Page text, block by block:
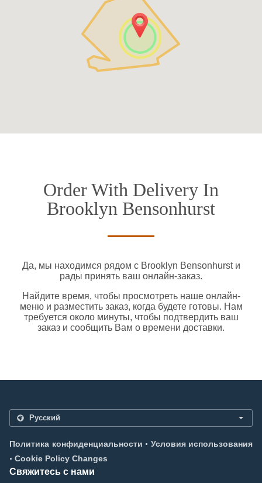
Order With Delivery In
Brooklyn Bensonhurst
Да, мы находимся рядом с Brooklyn Bensonhurst и
рады принять ваш онлайн-заказ.
Найдите время, чтобы просмотреть наше онлайн-
меню и разместить заказ, когда будете готовы. Нам
требуется около минуты, чтобы подтвердить ваш
заказ и сообщить Вам о времени доставки.
Политика конфиденциальности . Условия использования
. Cookie Policy Changes
Свяжитесь с нами